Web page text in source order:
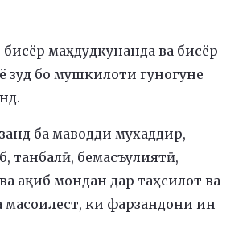
маҳдудкунанда ва бисёр
зуд бо мушкилоти гуногуне
ба маводди мухаддир,
танбалӣ, бемасъулиятӣ,
ақиб мондан дар таҳсилот ва
масоилест, ки фарзандони ин